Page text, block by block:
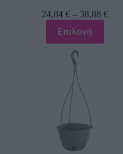
24,84€ – 38,88€
Επιλογή